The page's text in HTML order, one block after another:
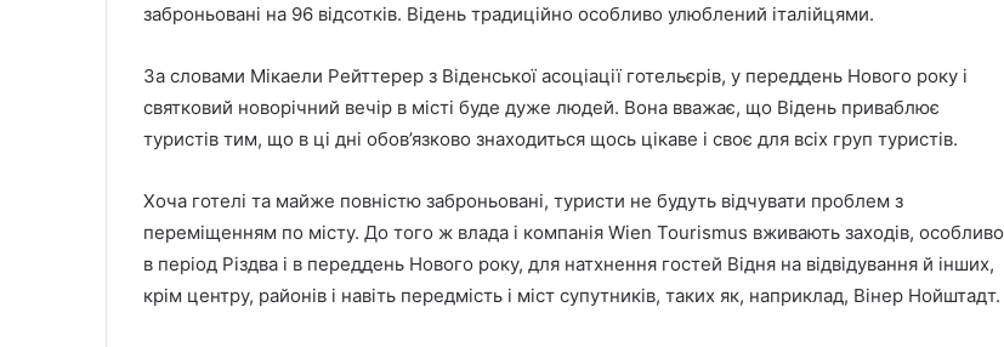
заброньовані на 96 відсотків. Відень традиційно особливо улюблений італійцями.
За словами Мікаели Рейттерер з Віденської асоціації готельєрів, у переддень Нового року і
святковий новорічний вечір в місті буде дуже людей. Вона вважає, що Відень приваблює
туристів тим, що в ці дні обов’язково знаходиться щось цікаве і своє для всіх груп туристів.
Хоча готелі та майже повністю заброньовані, туристи не будуть відчувати проблем з
переміщенням по місту. До того ж влада і компанія Wien Tourismus вживають заходів, особливо
в період Різдва і в переддень Нового року, для натхнення гостей Відня на відвідування й інших,
крім центру, районів і навіть передмість і міст супутників, таких як, наприклад, Вінер Нойштадт.